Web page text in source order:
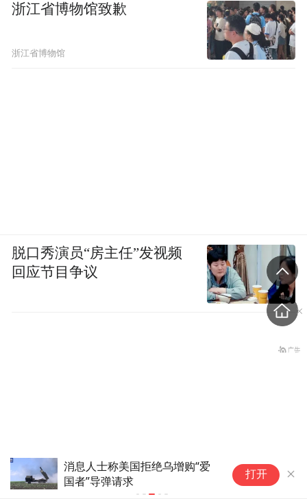
消息人士称美国拒绝乌增购“爱
国者”导弹请求
打开
浙江省博物馆致歉
浙江省博物馆
脱口秀演员“房主任”发视频
回应节目争议